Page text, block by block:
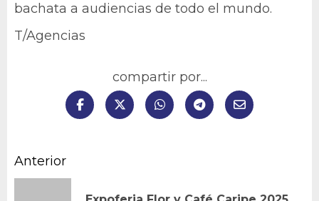
bachata a audiencias de todo el mundo.
T/Agencias
compartir por...
Navegación
Anterior